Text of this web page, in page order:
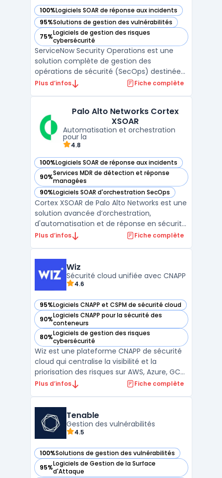
100%Logiciels SOAR de réponse aux incidents
— voir ServiceNow Security Operations (SecOps) dans
95%Solutions de gestion des vulnérabilités
— voir ServiceNow Security Operations (SecOps) dans
75%Logiciels de gestion des risques
cybersécurité
— voir ServiceNow Security Operations (SecOps) dans
ServiceNow Security Operations est une
solution complète de gestion des
opérations de sécurité (SecOps) destinée
aux entreprises cherchant à améliorer leur
cette solution repose sur l'orchestration et
l'automatisati ...
Plus d’infos Fiche complète
Palo Alto Networks Cortex
XSOAR
Automatisation et orchestration
pour la
4.8
100%Logiciels SOAR de réponse aux incidents
— voir Palo Alto Networks Cortex XSOAR dans cette
90%Services MDR de détection et réponse
managées
— voir Palo Alto Networks Cortex XSOAR dans cette
90%Logiciels SOAR d'orchestration SecOps
— voir Palo Alto Networks Cortex XSOAR dans cette
Cortex XSOAR de Palo Alto Networks est une
solution avancée d’orchestration,
d'automatisation et de réponse en sécurité
(SOAR) qui permet de centraliser la gestion
automatise les processus manuels grâce à
des playbooks person ...
Plus d’infos Fiche complète
Wiz
Sécurité cloud unifiée avec CNAPP
4.6
95%Logiciels CNAPP et CSPM de sécurité cloud
— voir Wiz dans cette catégorie
90%Logiciels CNAPP pour la sécurité des
conteneurs
— voir Wiz dans cette catégorie
80%Logiciels de gestion des risques
cybersécurité
— voir Wiz dans cette catégorie
Wiz est une plateforme CNAPP de sécurité
cloud qui centralise la visibilité et la
priorisation des risques sur AWS, Azure, GCP
et Kubernetes via une approche agentless
conformité afin de cartographier
configurations, ident ...
Plus d’infos Fiche complète
Tenable
Gestion des vulnérabilités
4.5
100%Solutions de gestion des vulnérabilités
— voir Tenable dans cette catégorie
95%Logiciels de Gestion de la Surface
d'Attaque
— voir Tenable dans cette catégorie